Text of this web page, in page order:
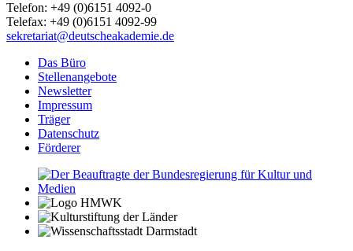
Telefon: +49 (0)6151 4092-0
Telefax: +49 (0)6151 4092-99
sekretariat@deutscheakademie.de
Das Büro
Stellenangebote
Newsletter
Impressum
Träger
Datenschutz
Förderer